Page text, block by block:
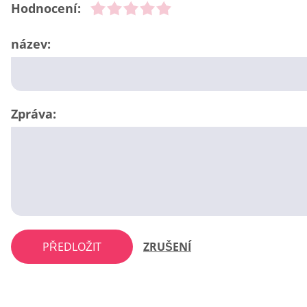
Hodnocení:
název:
Zpráva:
PŘEDLOŽIT ZRUŠENÍ